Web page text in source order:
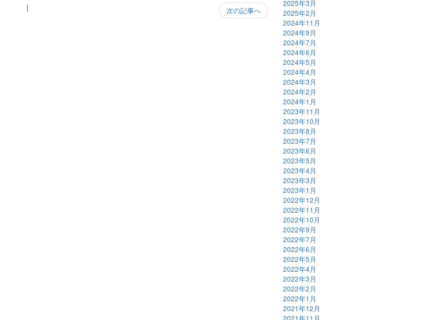
| 次の記事へ
2025年3月
2025年2月
2024年11月
2024年9月
2024年7月
2024年6月
2024年5月
2024年4月
2024年3月
2024年2月
2024年1月
2023年11月
2023年10月
2023年8月
2023年7月
2023年6月
2023年5月
2023年4月
2023年3月
2023年1月
2022年12月
2022年11月
2022年10月
2022年9月
2022年7月
2022年6月
2022年5月
2022年4月
2022年3月
2022年2月
2022年1月
2021年12月
2021年11月